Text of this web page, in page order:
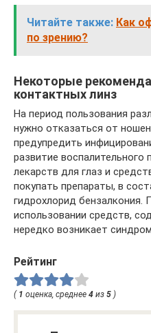
Читайте также: Как
по зрению?
Некоторые
контактных линз
На период пользования
нужно отказаться от
предупредить
развитие
лекарств для глаз и
покупать препараты, в
гидрохлорид бензалкония.
использовании средств,
нередко возникает
Рейтинг
( 1 оценка, среднее 4 из 5 )